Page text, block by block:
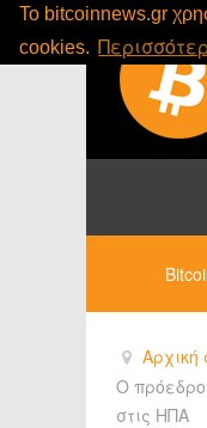
To bitcoinnews.gr
cookies.
Αρχική
Ο
στις ΗΠΑ